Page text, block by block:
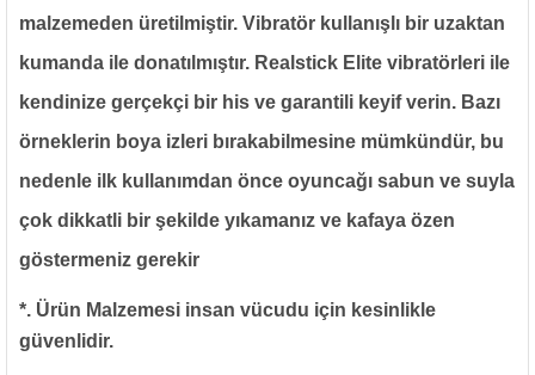
malzemeden üretilmiştir. Vibratör kullanışlı bir uzaktan
kumanda ile donatılmıştır. Realstick Elite vibratörleri ile
kendinize gerçekçi bir his ve garantili keyif verin. Bazı
örneklerin boya izleri bırakabilmesine mümkündür, bu
nedenle ilk kullanımdan önce oyuncağı sabun ve suyla
çok dikkatli bir şekilde yıkamanız ve kafaya özen
göstermeniz gerekir
*. Ürün Malzemesi insan vücudu için kesinlikle
güvenlidir.